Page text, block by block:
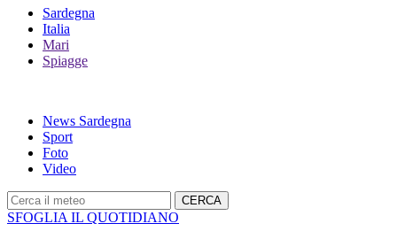
Sardegna
Italia
Mari
Spiagge
News Sardegna
Sport
Foto
Video
SFOGLIA IL QUOTIDIANO